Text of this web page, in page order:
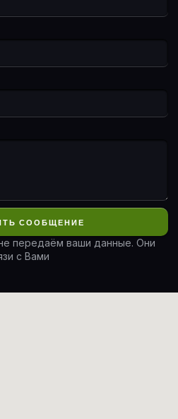
СООБЩЕНИЕ
передаём ваши данные. Они
с Вами